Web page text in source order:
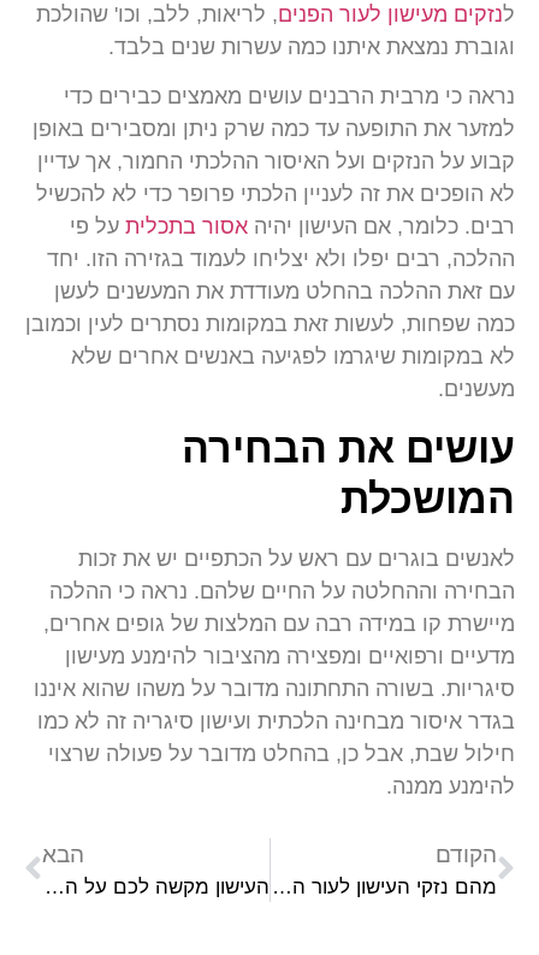
לנזקים מעישון לעור הפנים, לריאות, ללב, וכו' שהולכת
וגוברת נמצאת איתנו כמה עשרות שנים בלבד.
נראה כי מרבית הרבנים עושים מאמצים כבירים כדי
למזער את התופעה עד כמה שרק ניתן ומסבירים באופן
קבוע על הנזקים ועל האיסור ההלכתי החמור, אך עדיין
לא הופכים את זה לעניין הלכתי פרופר כדי לא להכשיל
רבים. כלומר, אם העישון יהיה אסור בתכלית על פי
ההלכה, רבים יפלו ולא יצליחו לעמוד בגזירה הזו. יחד
עם זאת ההלכה בהחלט מעודדת את המעשנים לעשן
כמה שפחות, לעשות זאת במקומות נסתרים לעין וכמובן
לא במקומות שיגרמו לפגיעה באנשים אחרים שלא
מעשנים.
עושים את הבחירה
המושכלת
לאנשים בוגרים עם ראש על הכתפיים יש את זכות
הבחירה וההחלטה על החיים שלהם. נראה כי ההלכה
מיישרת קו במידה רבה עם המלצות של גופים אחרים,
מדעיים ורפואיים ומפצירה מהציבור להימנע מעישון
סיגריות. בשורה התחתונה מדובר על משהו שהוא איננו
בגדר איסור מבחינה הלכתית ועישון סיגריה זה לא כמו
חילול שבת, אבל כן, בהחלט מדובר על פעולה שרצוי
להימנע ממנה.
הקודם
מהם נזקי העישון לעור הפנים שלנו?
הבא
העישון מקשה לכם על הנשימה? אביזרים מומלצים שעשויים להקל על הנשימה